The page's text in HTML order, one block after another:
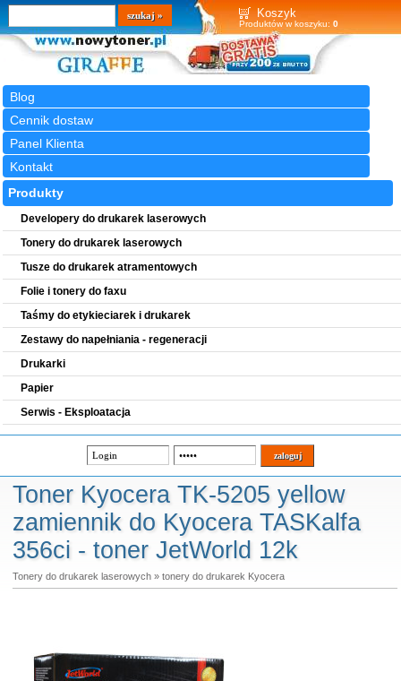
Koszyk
Produktów w koszyku: 0
Blog
Cennik dostaw
Panel Klienta
Kontakt
Wyszukiwarka
szukaj
Produkty
Developery do drukarek laserowych
Tonery do drukarek laserowych
Tusze do drukarek atramentowych
Folie i tonery do faxu
Taśmy do etykieciarek i drukarek
Zestawy do napełniania - regeneracji
Drukarki
Papier
Serwis - Eksploatacja
Toner Kyocera TK-5205 yellow
zamiennik do Kyocera TASKalfa
356ci - toner JetWorld 12k
Tonery do drukarek laserowych» tonery do drukarek Kyocera